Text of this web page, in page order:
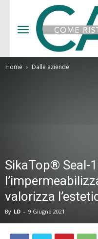
Home Dalle aziende
SikaTop® Seal-
valorizza
By LD - 9 Giugno 2021